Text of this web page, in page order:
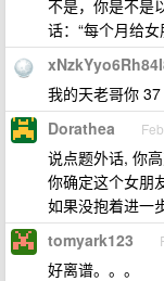
不是，你是不是
话：“每个月给
我的天老哥你
Dorathea
说点题外话, 你
你确定这个女朋
如果没抱着进一
tomyark123
好离谱。。。